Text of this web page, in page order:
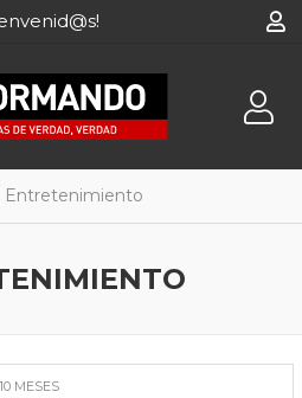
Entretenimiento
MESES